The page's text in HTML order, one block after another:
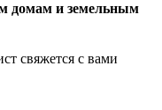
домам и земельным
свяжется с вами